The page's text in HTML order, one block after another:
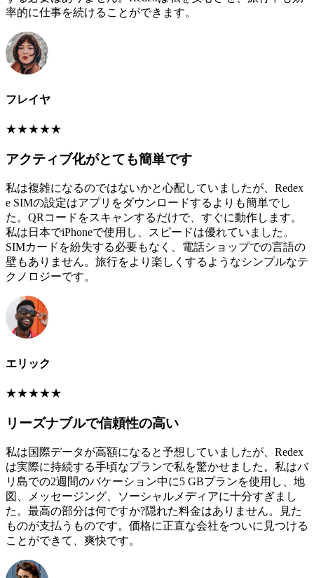
率的に仕事を続けることができます。
フレイヤ
★★★★★
アクティブ化がとても簡単です
私は複雑になるのではないかと心配していましたが、Redex
e SIMの設定はアプリをダウンロードするよりも簡単でし
た。QRコードをスキャンするだけで、すぐに動作します。
私は日本でiPhoneで使用し、スピードは優れていました。
SIMカードを紛失する必要もなく、電話ショップでの言語の
壁もありません。旅行をより楽しくするようなシンプルなテ
クノロジーです。
エリック
★★★★★
リーズナブルで信頼性の高い
私は国際データが高額になると予想していましたが、Redex
は実際に持続する手頃なプランで私を驚かせました。私はバ
リ島での2週間のバケーション中に5 GBプランを使用し、地
図、メッセージング、ソーシャルメディアに十分すぎまし
た。最高の部分は何ですか?隠れた料金はありません。見た
ものが支払うものです。価格に正直な会社をついに見つける
ことができて、爽快です。